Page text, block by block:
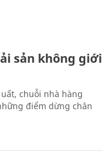
sản không giới
chuỗi nhà hàng
điểm dừng chân